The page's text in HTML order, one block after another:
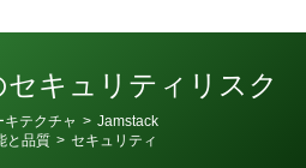
セキュリティリスク
キテクチャ > Jamstack
と品質 > セキュリティ